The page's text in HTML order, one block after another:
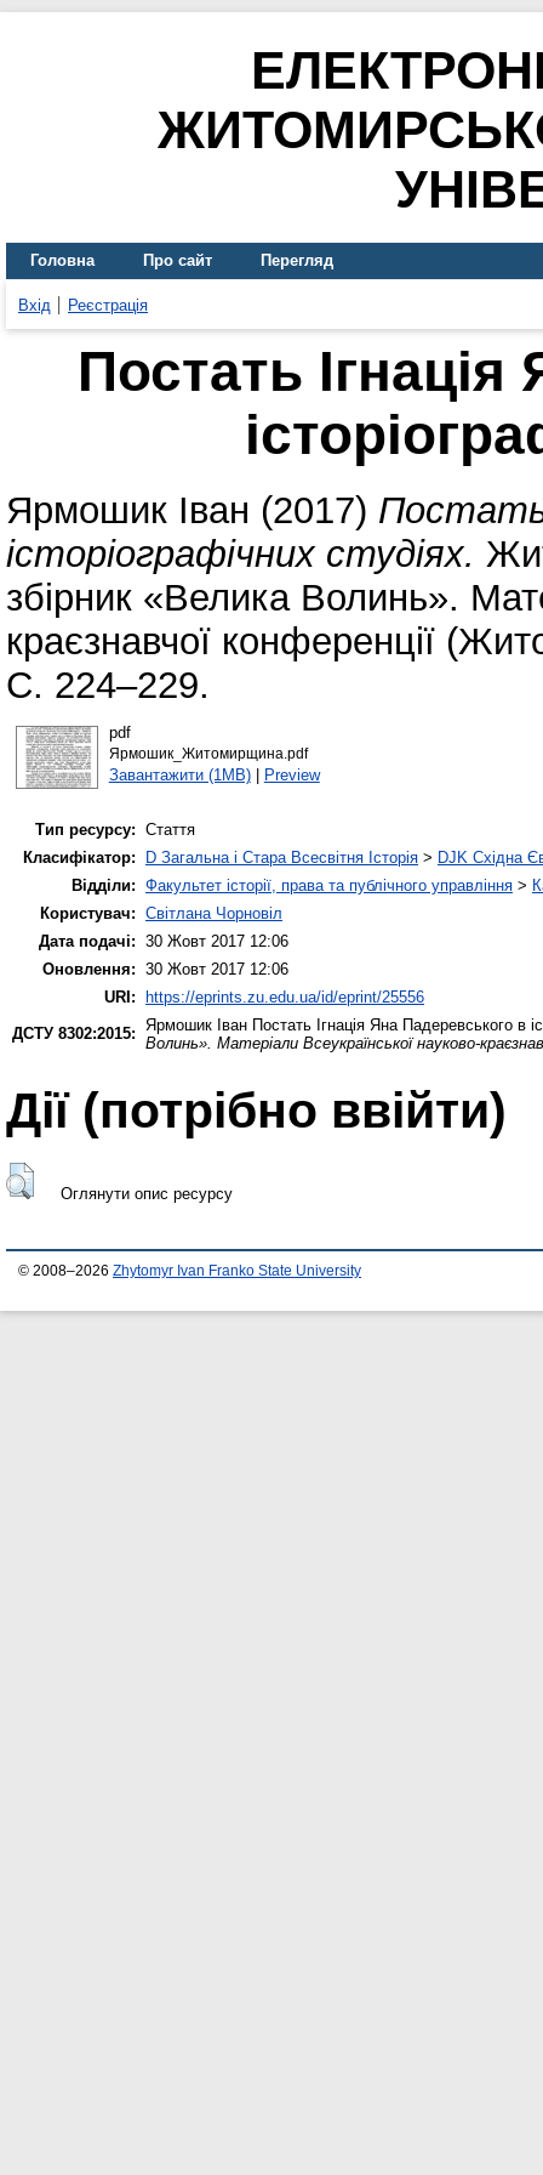
Головна Про сайт Перегляд
Вхід Реєстрація
Постать
Ярмошик Іван (2017) Постать
історіографічних студіях.
збірник «Велика Волинь».
краєзнавчої конференції
С. 224–229.
pdf
Ярмошик_Житомирщина.pdf
Завантажити (1MB)| Preview
Тип ресурсу: Стаття
Класифікатор:
D Загальна і Стара Всесвітня Історія > DJK Східна
Відділи: Факультет історії, права та публічного управління >
Користувач: Світлана Чорновіл
Дата подачі: 30 Жовт 2017 12:06
Оновлення: 30 Жовт 2017 12:06
URI:
https://eprints.zu.edu.ua/id/eprint/25556
ДСТУ 8302:2015: Ярмошик Іван Постать Ігнація Яна Падеревського в
Волинь». Матеріали Всеукраїнської науково-
Дії ​​(потрібно ввійти)
Оглянути опис ресурсу
© 2008–2026 Zhytomyr Ivan Franko State University